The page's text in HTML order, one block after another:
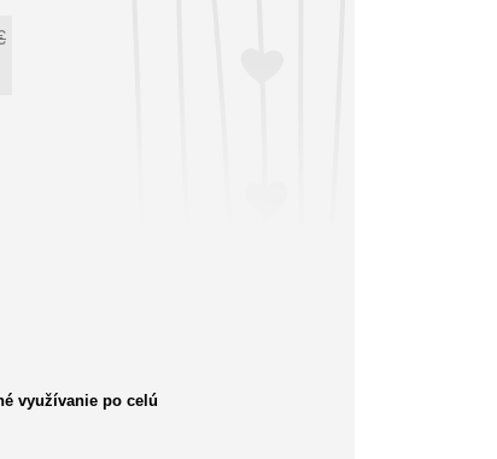
využívanie po celú